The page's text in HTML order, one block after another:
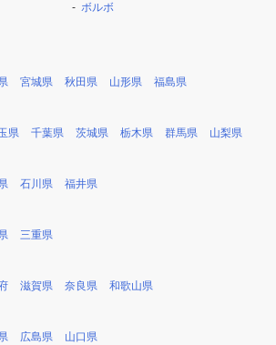
ボルボ
宮城県 秋田県 山形県 福島県
県 千葉県 茨城県 栃木県 群馬県 山梨県
石川県 福井県
三重県
滋賀県 奈良県 和歌山県
広島県 山口県